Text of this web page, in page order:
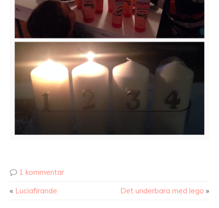
1 kommentar
« Luciafirande Det underbara med lego »